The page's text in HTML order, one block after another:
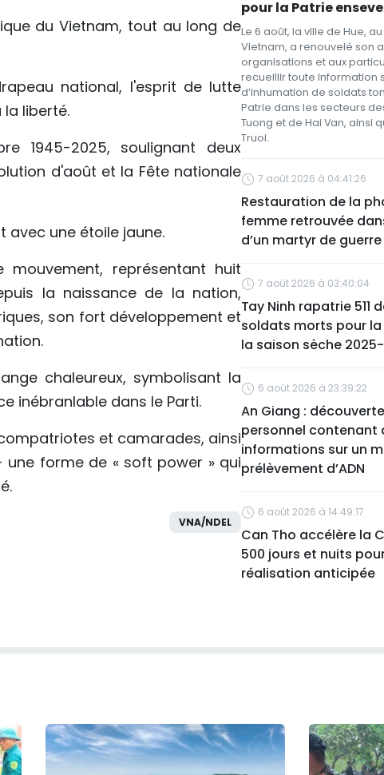
du Vietnam, tout au long de
national, l'esprit de lutte
liberté.
1945-2025, soulignant deux
d'août et la Fête nationale
une étoile jaune.
représentant huit
la naissance de la nation,
son fort développement et
chaleureux, symbolisant la
inébranlable dans le Parti.
et camarades, ainsi
forme de « soft power » qui
VNA/NDEL
pour la Patrie
Le 6 août, la ville de Hue,
Vietnam, a renouvelé son
organisations et aux
recueillir toute information
d’inhumation de soldats
Patrie dans les secteurs
Tuong et de Hai Van, ainsi
Truoi.
7 août 2026 à 04:41:26
Restauration de la
femme retrouvée
d’un martyr de
7 août 2026 à 03:40:04
Tay Ninh rapatrie 511
soldats morts pour
la saison sèche
6 août 2026 à 23:39:22
An Giang :
personnel contenant
informations sur un
prélèvement d’ADN
6 août 2026 à 14:49:17
Can Tho accélère la
500 jours et nuits
réalisation anticipée